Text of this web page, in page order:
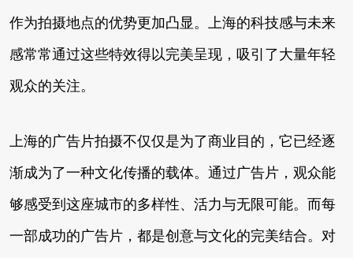
作为拍摄地点的优势更加凸显。上海的科技感与未来
感常常通过这些特效得以完美呈现，吸引了大量年轻
观众的关注。
上海的广告片拍摄不仅仅是为了商业目的，它已经逐
渐成为了一种文化传播的载体。通过广告片，观众能
够感受到这座城市的多样性、活力与无限可能。而每
一部成功的广告片，都是创意与文化的完美结合。对